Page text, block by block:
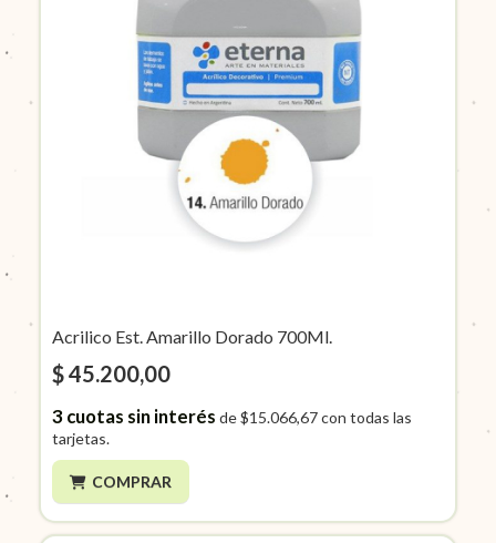
Acrilico Est. Amarillo Dorado 700Ml.
$ 45.200,00
3cuotas sin interés de$15.066,67con todas las
tarjetas.
COMPRAR